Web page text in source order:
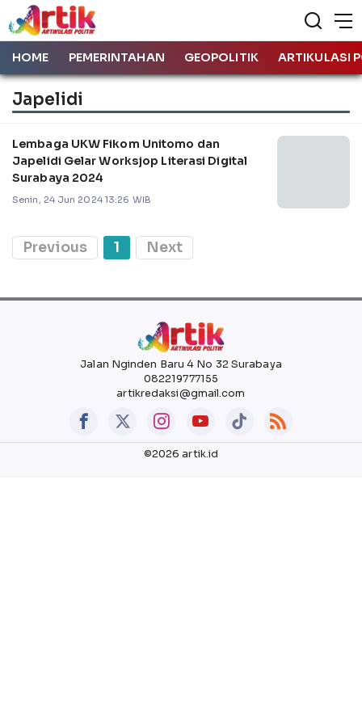
HOME PEMERINTAHAN GEOPOLITIK ARTIKULASI
Japelidi
Lembaga UKW Fikom Unitomo dan
Japelidi Gelar Worksjop Literasi Digital
Surabaya 2024
Senin, 24 Jun 2024 13:26 WIB
Previous 1 Next
Jalan Nginden Baru 4 No 32 Surabaya
082219777155
artikredaksi@gmail.com
©2026 artik.id